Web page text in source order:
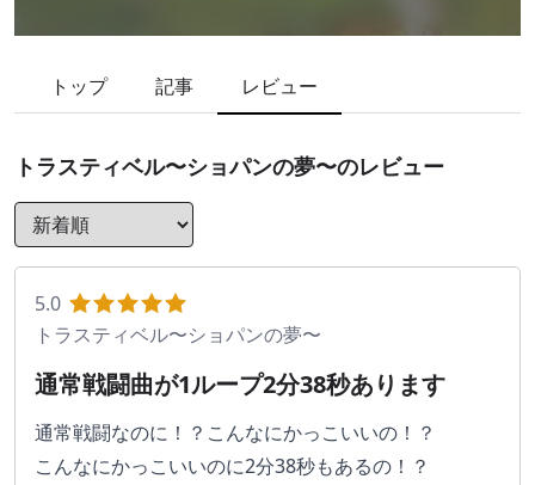
トップ 記事 レビュー
トラスティベル〜ショパンの夢〜のレビュー
5.0
トラスティベル〜ショパンの夢〜
通常戦闘曲が1ループ2分38秒あります
通常戦闘なのに！？こんなにかっこいいの！？
こんなにかっこいいのに2分38秒もあるの！？